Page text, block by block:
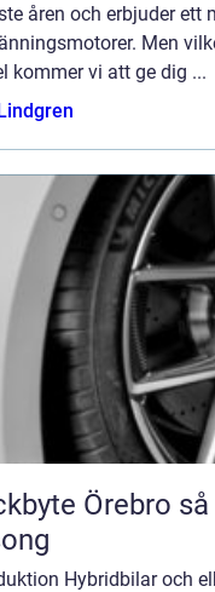
åren och erbjuder
Men
kommer vi att ge dig ...
så får du säkra hjul inför varje
Hybridbilar och